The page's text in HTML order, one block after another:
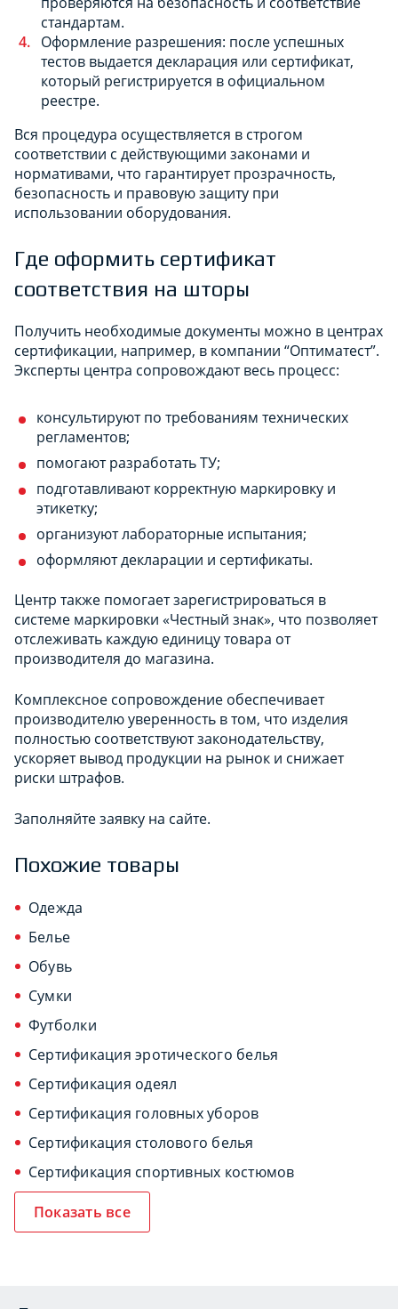
стандартам.
Оформление разрешения: после успешных
тестов выдается декларация или сертификат,
который регистрируется в официальном
реестре.
Вся процедура осуществляется в строгом
соответствии с действующими законами и
нормативами, что гарантирует прозрачность,
безопасность и правовую защиту при
использовании оборудования.
Где оформить сертификат
соответствия на шторы
Получить необходимые документы можно в центрах
сертификации, например, в компании “Оптиматест”.
Эксперты центра сопровождают весь процесс:
консультируют по требованиям технических
регламентов;
помогают разработать ТУ;
подготавливают корректную маркировку и
этикетку;
организуют лабораторные испытания;
оформляют декларации и сертификаты.
Центр также помогает зарегистрироваться в
системе маркировки «Честный знак», что позволяет
отслеживать каждую единицу товара от
производителя до магазина.
Комплексное сопровождение обеспечивает
производителю уверенность в том, что изделия
полностью соответствуют законодательству,
ускоряет вывод продукции на рынок и снижает
риски штрафов.
Заполняйте заявку на сайте.
Похожие товары
Одежда
Белье
Обувь
Сумки
Футболки
Сертификация эротического белья
Сертификация одеял
Сертификация головных уборов
Сертификация столового белья
Сертификация спортивных костюмов
Показать все